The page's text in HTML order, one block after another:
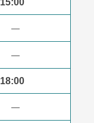
15:00
—
—
18:00
—